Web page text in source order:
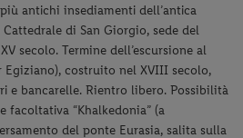
antichi insediamenti dell’antica
di San Giorgio, sede del
secolo. Termine dell’escursione al
Egiziano), costruito nel XVIII secolo,
e bancarelle. Rientro libero. Possibilità
facoltativa “Khalkedonia” (a
del ponte Eurasia, salita sulla